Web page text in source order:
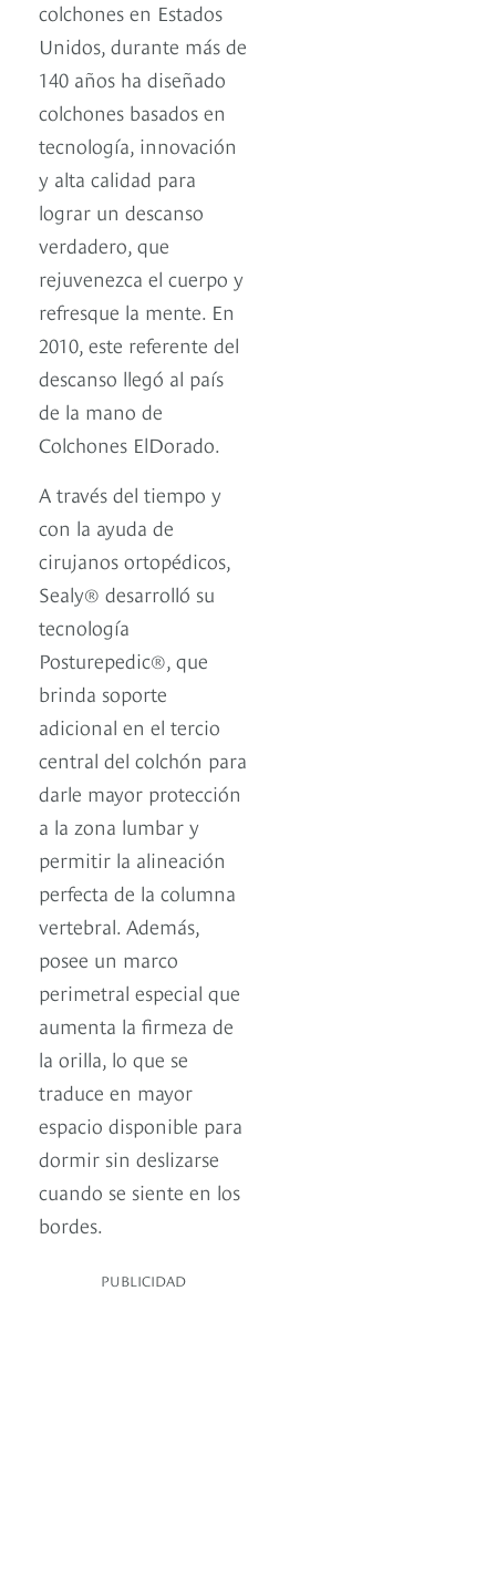
colchones en Estados
Unidos, durante más de
140 años ha diseñado
colchones basados en
tecnología, innovación
y alta calidad para
lograr un descanso
verdadero, que
rejuvenezca el cuerpo y
refresque la mente. En
2010, este referente del
descanso llegó al país
de la mano de
Colchones ElDorado.
A través del tiempo y
con la ayuda de
cirujanos ortopédicos,
Sealy® desarrolló su
tecnología
Posturepedic®, que
brinda soporte
adicional en el tercio
central del colchón para
darle mayor protección
a la zona lumbar y
permitir la alineación
perfecta de la columna
vertebral. Además,
posee un marco
perimetral especial que
aumenta la firmeza de
la orilla, lo que se
traduce en mayor
espacio disponible para
dormir sin deslizarse
cuando se siente en los
bordes.
PUBLICIDAD